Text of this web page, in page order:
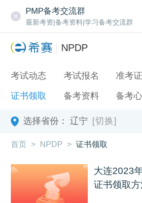
PMP备考交流群
最新考资|备考资料|学习备考交流群
NPDP
考试动态 考试报名 准考证
证书领取 备考资料 备考
选择省份： 辽宁 [切换]
首页 > NPDP > 证书领取
大连2023
证书领取